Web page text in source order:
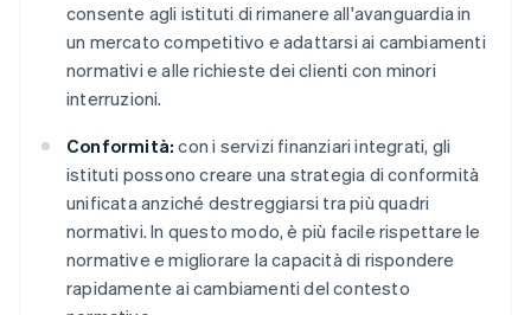
consente agli istituti di rimanere all'avanguardia in
un mercato competitivo e adattarsi ai cambiamenti
normativi e alle richieste dei clienti con minori
interruzioni.
Conformità: con i servizi finanziari integrati, gli
istituti possono creare una strategia di conformità
unificata anziché destreggiarsi tra più quadri
normativi. In questo modo, è più facile rispettare le
normative e migliorare la capacità di rispondere
rapidamente ai cambiamenti del contesto